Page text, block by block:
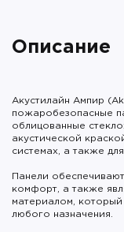
Описание
Акустилайн Ампир
пожаробезопасные
облицованные
акустической
системах, а также
Панели
комфорт, а также
материалом,
любого назначения.